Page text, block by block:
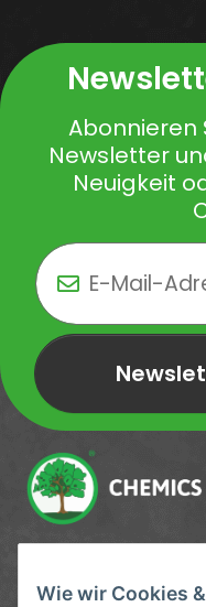
Wie wir Cookies
Abonnieren
Newsletter
Neuigkeit
Newsletter Newsletter
Service-Hotline